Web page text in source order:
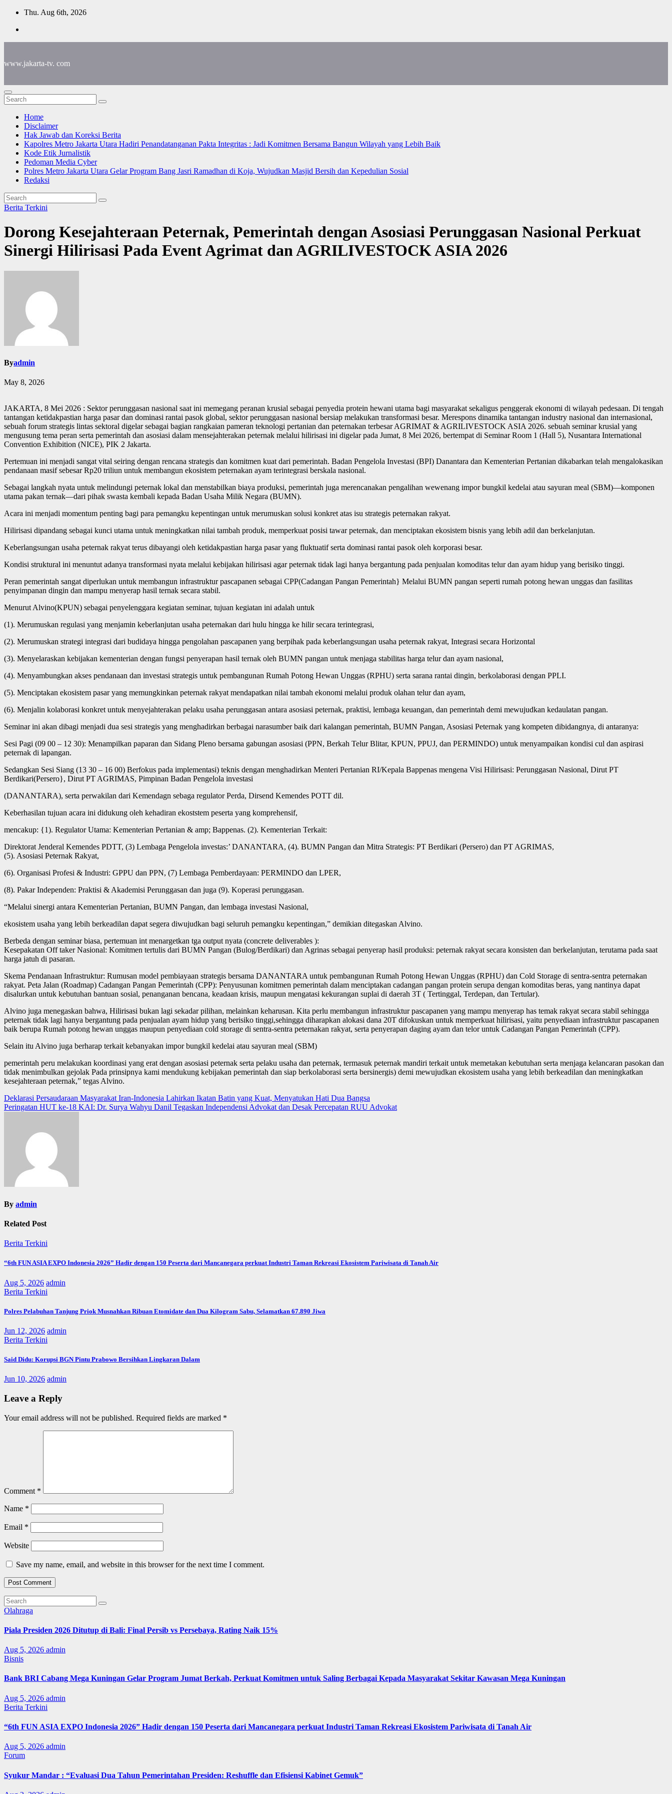
Skip
content
Thu. Aug 6th, 2026
www.jakarta-tv. com
Home
Disclaimer
Hak Jawab dan Koreksi Berita
Kapolres Metro Jakarta Utara Hadiri Penandatanganan Pakta Integritas : Jadi Komitmen Bersama Bangun Wilayah yang Lebih Baik
Kode Etik Jurnalistik
Pedoman Media Cyber
Polres Metro Jakarta Utara Gelar Program Bang Jasri Ramadhan di Koja, Wujudkan Masjid Bersih dan Kepedulian Sosial
Redaksi
Berita Terkini
Dorong Kesejahteraan Peternak, Pemerintah dengan Asosiasi Perunggasan Nasional Perkuat
Sinergi Hilirisasi Pada Event Agrimat dan AGRILIVESTOCK ASIA 2026
Byadmin
May 8, 2026
JAKARTA, 8 Mei 2026 : Sektor perunggasan nasional saat ini memegang peranan krusial sebagai penyedia protein hewani utama bagi masyarakat sekaligus penggerak ekonomi di wilayah pedesaan. Di tengah
tantangan ketidakpastian harga pasar dan dominasi rantai pasok global, sektor perunggasan nasional bersiap melakukan transformasi besar. Merespons dinamika tantangan industry nasional dan internasional,
sebuah forum strategis lintas sektoral digelar sebagai bagian rangkaian pameran teknologi pertanian dan peternakan terbesar AGRIMAT & AGRILIVESTOCK ASIA 2026. sebuah seminar krusial yang
mengusung tema peran serta pemerintah dan asosiasi dalam mensejahterakan peternak melalui hilirisasi ini digelar pada Jumat, 8 Mei 2026, bertempat di Seminar Room 1 (Hall 5), Nusantara International
Convention Exhibition (NICE), PIK 2 Jakarta.
Pertemuan ini menjadi sangat vital seiring dengan rencana strategis dan komitmen kuat dari pemerintah. Badan Pengelola Investasi (BPI) Danantara dan Kementerian Pertanian dikabarkan telah mengalokasikan
pendanaan masif sebesar Rp20 triliun untuk membangun ekosistem peternakan ayam terintegrasi berskala nasional.
Sebagai langkah nyata untuk melindungi peternak lokal dan menstabilkan biaya produksi, pemerintah juga merencanakan pengalihan wewenang impor bungkil kedelai atau sayuran meal (SBM)—komponen
utama pakan ternak—dari pihak swasta kembali kepada Badan Usaha Milik Negara (BUMN).
Acara ini menjadi momentum penting bagi para pemangku kepentingan untuk merumuskan solusi konkret atas isu strategis peternakan rakyat.
Hilirisasi dipandang sebagai kunci utama untuk meningkatkan nilai tambah produk, memperkuat posisi tawar peternak, dan menciptakan ekosistem bisnis yang lebih adil dan berkelanjutan.
Keberlangsungan usaha peternak rakyat terus dibayangi oleh ketidakpastian harga pasar yang fluktuatif serta dominasi rantai pasok oleh korporasi besar.
Kondisi struktural ini menuntut adanya transformasi nyata melalui kebijakan hilirisasi agar peternak tidak lagi hanya bergantung pada penjualan komoditas telur dan ayam hidup yang berisiko tinggi.
Peran pemerintah sangat diperlukan untuk membangun infrastruktur pascapanen sebagai CPP(Cadangan Pangan Pemerintah} Melalui BUMN pangan seperti rumah potong hewan unggas dan fasilitas
penyimpanan dingin dan mampu menyerap hasil ternak secara stabil.
Menurut Alvino(KPUN) sebagai penyelenggara kegiatan seminar, tujuan kegiatan ini adalah untuk
(1). Merumuskan regulasi yang menjamin keberlanjutan usaha peternakan dari hulu hingga ke hilir secara terintegrasi,
(2). Merumuskan strategi integrasi dari budidaya hingga pengolahan pascapanen yang berpihak pada keberlangsungan usaha peternak rakyat, Integrasi secara Horizontal
(3). Menyelaraskan kebijakan kementerian dengan fungsi penyerapan hasil ternak oleh BUMN pangan untuk menjaga stabilitas harga telur dan ayam nasional,
(4). Menyambungkan akses pendanaan dan investasi strategis untuk pembangunan Rumah Potong Hewan Unggas (RPHU) serta sarana rantai dingin, berkolaborasi dengan PPLI.
(5). Menciptakan ekosistem pasar yang memungkinkan peternak rakyat mendapatkan nilai tambah ekonomi melalui produk olahan telur dan ayam,
(6). Menjalin kolaborasi konkret untuk menyejahterakan pelaku usaha perunggasan antara asosiasi peternak, praktisi, lembaga keuangan, dan pemerintah demi mewujudkan kedaulatan pangan.
Seminar ini akan dibagi menjadi dua sesi strategis yang menghadirkan berbagai narasumber baik dari kalangan pemerintah, BUMN Pangan, Asosiasi Peternak yang kompeten dibidangnya, di antaranya:
Sesi Pagi (09 00 – 12 30): Menampilkan paparan dan Sidang Pleno bersama gabungan asosiasi (PPN, Berkah Telur Blitar, KPUN, PPUJ, dan PERMINDO) untuk menyampaikan kondisi cul dan aspirasi
peternak di lapangan.
Sedangkan Sesi Siang (13 30 – 16 00) Berfokus pada implementasi) teknis dengan menghadirkan Menteri Pertanian RI/Kepala Bappenas mengena Visi Hilirisasi: Perunggasan Nasional, Dirut PT
Berdikari(Persero}, Dirut PT AGRIMAS, Pimpinan Badan Pengelola investasi
(DANANTARA), serta perwakilan dari Kemendagn sebaga regulator Perda, Dirsend Kemendes POTT dil.
Keberhasilan tujuan acara ini didukung oleh kehadiran ekoststem peserta yang komprehensif,
mencakup: {1). Regulator Utama: Kementerian Pertanian & amp; Bappenas. (2). Kementerian Terkait:
Direktorat Jenderal Kemendes PDTT, (3) Lembaga Pengelola investas:’ DANANTARA, (4). BUMN Pangan dan Mitra Strategis: PT Berdikari (Persero) dan PT AGRIMAS,
(5). Asosiasi Peternak Rakyat,
(6). Organisasi Profesi & Industri: GPPU dan PPN, (7) Lembaga Pemberdayaan: PERMINDO dan LPER,
(8). Pakar Independen: Praktisi & Akademisi Perunggasan dan juga (9). Koperasi perunggasan.
“Melalui sinergi antara Kementerian Pertanian, BUMN Pangan, dan lembaga investasi Nasional,
ekosistem usaha yang lebih berkeadilan dapat segera diwujudkan bagi seluruh pemangku kepentingan,” demikian ditegaskan Alvino.
Berbeda dengan seminar biasa, pertemuan int menargetkan tga output nyata (concrete deliverables ):
Kesepakatan Off taker Nasional: Komitmen tertulis dari BUMN Pangan (Bulog/Berdikari) dan Agrinas sebagai penyerap hasil produksi: peternak rakyat secara konsisten dan berkelanjutan, terutama pada saat
harga jatuh di pasaran.
Skema Pendanaan Infrastruktur: Rumusan model pembiayaan strategis bersama DANANTARA untuk pembangunan Rumah Potong Hewan Unggas (RPHU) dan Cold Storage di sentra-sentra peternakan
rakyat. Peta Jalan (Roadmap) Cadangan Pangan Pemerintah (CPP): Penyusunan komitmen pemerintah dalam menciptakan cadangan pangan protein serupa dengan komoditas beras, yang nantinya dapat
disalurkan untuk kebutuhan bantuan sosial, penanganan bencana, keadaan krisis, maupun mengatasi kekurangan suplai di daerah 3T ( Tertinggal, Terdepan, dan Tertular).
Alvino juga menegaskan bahwa, Hilirisasi bukan lagi sekadar pilihan, melainkan keharusan. Kita perlu membangun infrastruktur pascapanen yang mampu menyerap has temak rakyat secara stabil sehingga
peternak tidak lagi hanya bergantung pada penjualan ayam hidup yang berisiko tinggi,sehingga diharapkan alokasi dana 20T difokuskan untuk memperkuat hilirisasi, yaitu penyediaan infrastruktur pascapanen
baik berupa Rumah potong hewan unggas maupun penyediaan cold storage di sentra-sentra peternakan rakyat, serta penyerapan daging ayam dan telor untuk Cadangan Pangan Pemerintah (CPP).
Selain itu Alvino juga berharap terkait kebanyakan impor bungkil kedelai atau sayuran meal (SBM)
pemerintah peru melakukan koordinasi yang erat dengan asosiasi peternak serta pelaku usaha dan peternak, termasuk peternak mandiri terkait untuk memetakan kebutuhan serta menjaga kelancaran pasokan dan
tidak menimbulkan gejolak Pada prinsipnya kami mendukung kebijakan pemerintah dan siap berkolaborasi serta bersinergis) demi mewujudkan ekosistem usaha yang lebih berkeadilan dan meningkatkan
kesejahteraan peternak,” tegas Alvino.
Post
navigation
Deklarasi Persaudaraan Masyarakat Iran-Indonesia Lahirkan Ikatan Batin yang Kuat, Menyatukan Hati Dua Bangsa
Peringatan HUT ke-18 KAI: Dr. Surya Wahyu Danil Tegaskan Independensi Advokat dan Desak Percepatan RUU Advokat
By admin
Related Post
Berita Terkini
“6th FUN ASIA EXPO Indonesia 2026” Hadir dengan 150 Peserta dari Mancanegara perkuat Industri Taman Rekreasi Ekosistem Pariwisata di Tanah Air
Aug 5, 2026 admin
Berita Terkini
Polres Pelabuhan Tanjung Priok Musnahkan Ribuan Etomidate dan Dua Kilogram Sabu, Selamatkan 67.890 Jiwa
Jun 12, 2026 admin
Berita Terkini
Said Didu: Korupsi BGN Pintu Prabowo Bersihkan Lingkaran Dalam
Jun 10, 2026 admin
Leave a Reply
Your email address will not be published. Required fields are marked *
Comment *
Name *
Email *
Website
Save my name, email, and website in this browser for the next time I comment.
Olahraga
Piala Presiden 2026 Ditutup di Bali: Final Persib vs Persebaya, Rating Naik 15%
Aug 5, 2026 admin
Bisnis
Bank BRI Cabang Mega Kuningan Gelar Program Jumat Berkah, Perkuat Komitmen untuk Saling Berbagai Kepada Masyarakat Sekitar Kawasan Mega Kuningan
Aug 5, 2026 admin
Berita Terkini
“6th FUN ASIA EXPO Indonesia 2026” Hadir dengan 150 Peserta dari Mancanegara perkuat Industri Taman Rekreasi Ekosistem Pariwisata di Tanah Air
Aug 5, 2026 admin
Forum
Syukur Mandar : “Evaluasi Dua Tahun Pemerintahan Presiden: Reshuffle dan Efisiensi Kabinet Gemuk”